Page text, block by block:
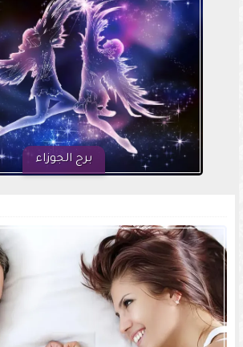
برج الجوزاء